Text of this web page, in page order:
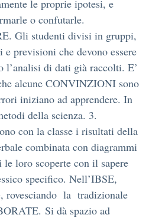
le proprie ipotesi, e
o confutarle.
Gli studenti divisi in gruppi,
previsioni che devono essere
l’analisi di dati già raccolti. E’
alcune CONVINZIONI sono
iniziano ad apprendere. In
della scienza. 3.
con la classe i risultati della
combinata con diagrammi
loro scoperte con il sapere
specifico. Nell’IBSE,
rovesciando la tradizionale
Si dà spazio ad